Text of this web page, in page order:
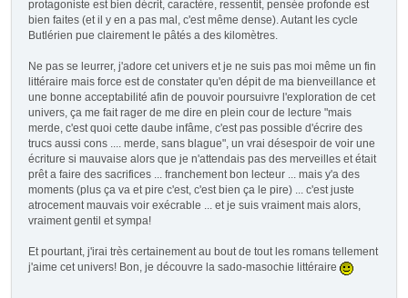
protagoniste est bien décrit, caractère, ressentit, pensée profonde est
bien faites (et il y en a pas mal, c'est même dense). Autant les cycle
Butlérien pue clairement le pâtés a des kilomètres.
Ne pas se leurrer, j'adore cet univers et je ne suis pas moi même un fin
littéraire mais force est de constater qu'en dépit de ma bienveillance et
une bonne acceptabilité afin de pouvoir poursuivre l'exploration de cet
univers, ça me fait rager de me dire en plein cour de lecture "mais
merde, c'est quoi cette daube infâme, c'est pas possible d'écrire des
trucs aussi cons .... merde, sans blague", un vrai désespoir de voir une
écriture si mauvaise alors que je n'attendais pas des merveilles et était
prêt a faire des sacrifices ... franchement bon lecteur ... mais y'a des
moments (plus ça va et pire c'est, c'est bien ça le pire) ... c'est juste
atrocement mauvais voir exécrable ... et je suis vraiment mais alors,
vraiment gentil et sympa!
Et pourtant, j'irai très certainement au bout de tout les romans tellement
j'aime cet univers! Bon, je découvre la sado-masochie littéraire